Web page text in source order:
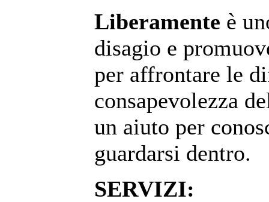
Liberamente è
disagio e
per affrontare le
consapevolezza
un aiuto per
guardarsi dentro.
SERVIZI: